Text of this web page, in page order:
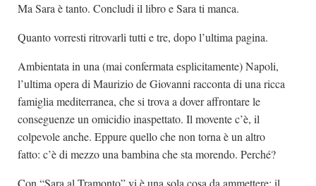
Ma Sara è tanto. Concludi il libro e Sara ti manca.
Quanto vorresti ritrovarli tutti e tre, dopo l’ultima pagina.
Ambientata in una (mai confermata esplicitamente) Napoli,
l’ultima opera di Maurizio de Giovanni racconta di una ricca
famiglia mediterranea, che si trova a dover affrontare le
conseguenze un omicidio inaspettato. Il movente c’è, il
colpevole anche. Eppure quello che non torna è un altro
fatto: c’è di mezzo una bambina che sta morendo. Perché?